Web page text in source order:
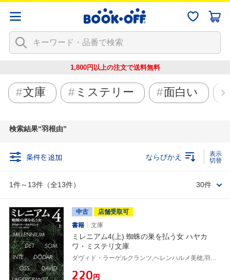
1,800円以上の注文で送料無料
文庫 ミステリー 面白い
検索結果 羽根由
条件を追加
1件～13件（全13件）
ならびかえ
30件
中古
店舗受取可
書籍
文庫
ミレニアム4(上) 蜘蛛の巣を払う女 ハヤカ
ワ・ミステリ文庫
ダヴィド・ラーゲルクランツ,ヘレンハルメ美穂,羽根由
¥220円